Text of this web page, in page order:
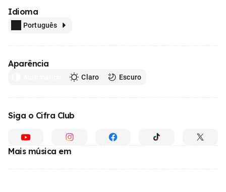
Idioma
Português
Aparência
Claro Escuro
Siga o Cifra Club
Mais música em